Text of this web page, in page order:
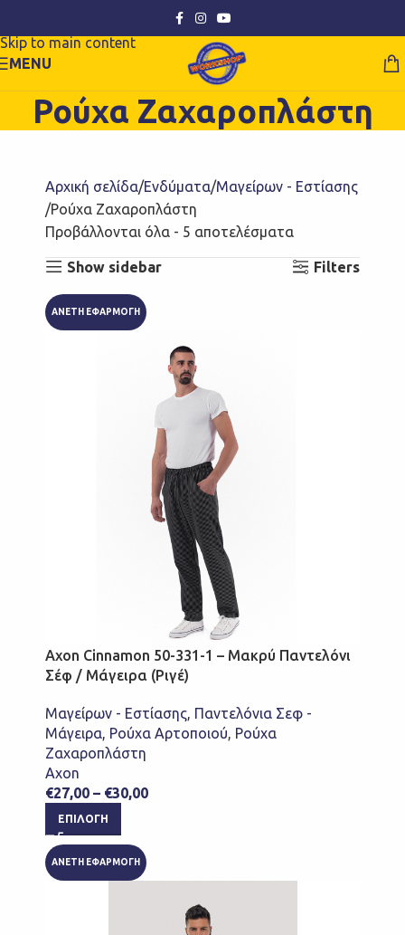
Skip to main content
MENU
Ρούχα Ζαχαροπλάστη
Αρχική σελίδα Ενδύματα Μαγείρων - Εστίασης
Ρούχα Ζαχαροπλάστη
Προβάλλονται όλα - 5 αποτελέσματα
Show sidebar Filters
ΑΝΕΤΗ ΕΦΑΡΜΟΓΗ
Axon Cinnamon 50-331-1 – Μακρύ Παντελόνι
Σέφ / Μάγειρα (Ριγέ)
Μαγείρων - Εστίασης, Παντελόνια Σεφ -
Μάγειρα, Ρούχα Αρτοποιού, Ρούχα
Ζαχαροπλάστη
Axon
€27,00 – €30,00
ΕΠΙΛΟΓΉ
ΑΝΕΤΗ ΕΦΑΡΜΟΓΗ